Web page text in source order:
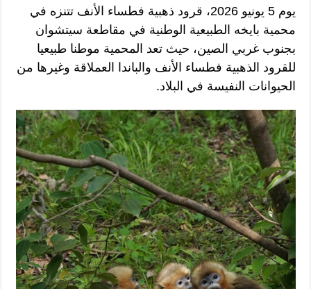
يوم 5 يونيو 2026، قرود ذهبية فطساء الأنف تتنزه في
محمية بايخه الطبيعية الوطنية في مقاطعة سيتشوان
بجنوب غربي الصين، حيث تعد المحمية موطنا طبيعيا
للقرود الذهبية فطساء الأنف والباندا العملاقة وغيرها من
الحيوانات النفيسة في البلاد.